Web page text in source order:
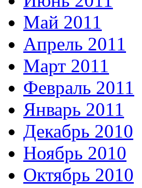
Май 2011
Апрель 2011
Март 2011
Февраль 2011
Январь 2011
Декабрь 2010
Ноябрь 2010
Октябрь 2010